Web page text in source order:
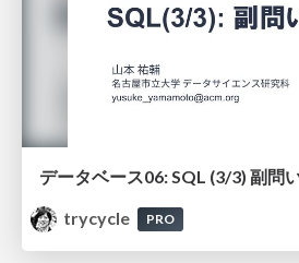
データベース06: SQL (3/3) 副問
trycycle
PRO